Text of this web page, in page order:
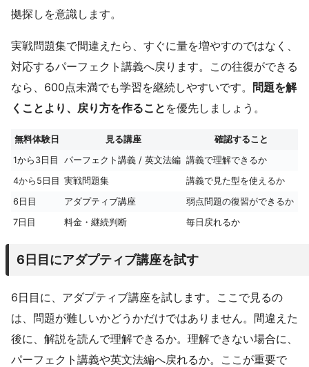
拠探しを意識します。
実戦問題集で間違えたら、すぐに量を増やすのではなく、
対応するパーフェクト講義へ戻ります。この往復ができる
なら、600点未満でも学習を継続しやすいです。 問題を解
くことより、戻り方を作ること を優先しましょう。
無料体験日 見る講座
確認すること
1から3日目
パーフェクト講義 / 英文法編 講義で理解できるか
4から5日目 実戦問題集
講義で見た型を使えるか
6日目
アダプティブ講座
弱点問題の復習ができるか
7日目
料金・継続判断 毎日戻れるか
6日目にアダプティブ講座を試す
6日目に、アダプティブ講座を試します。ここで見るの
は、問題が難しいかどうかだけではありません。間違えた
後に、解説を読んで理解できるか。理解できない場合に、
パーフェクト講義や英文法編へ戻れるか。ここが重要で